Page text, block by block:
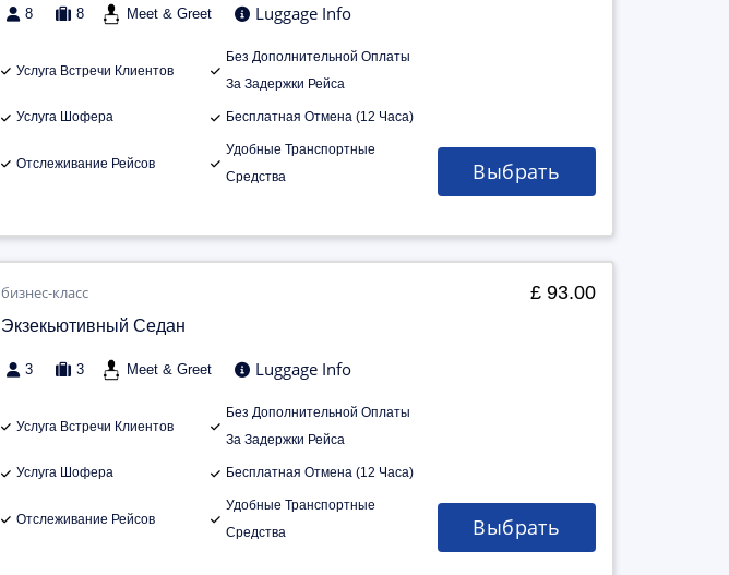
8 8 Meet & Greet Luggage Info
Услуга Встречи Клиентов
Без Дополнительной Оплаты
За Задержки Рейса
Услуга Шофера Бесплатная Отмена (12 Часа)
Отслеживание Рейсов
Удобные Транспортные
Средства
Выбрать
бизнес-класс
Экзекьютивный Седан
3 3 Meet & Greet Luggage Info
Услуга Встречи Клиентов
Без Дополнительной Оплаты
За Задержки Рейса
Услуга Шофера Бесплатная Отмена (12 Часа)
Отслеживание Рейсов
Удобные Транспортные
Средства
£ 93.00
Выбрать